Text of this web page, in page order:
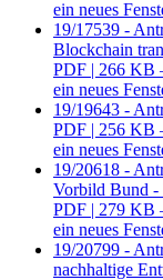
ein neues
19/17539 -
Blockchain
PDF | 266 KB
ein neues
19/19643 -
PDF | 256 KB
ein neues
19/20618 -
Vorbild Bund -
PDF | 279 KB
ein neues
19/20799 -
nachhaltige